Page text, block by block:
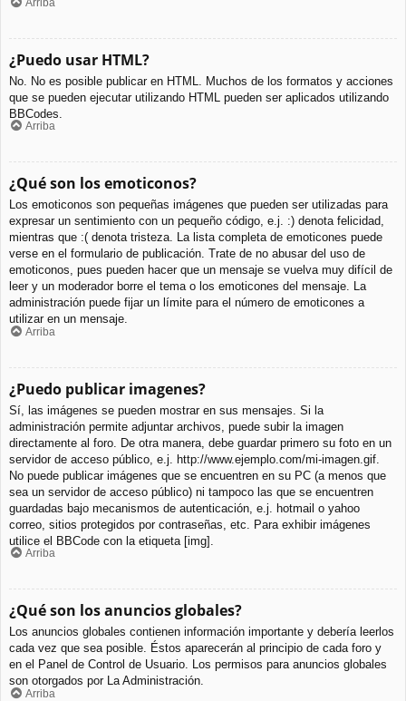
¿Puedo usar HTML?
No. No es posible publicar en HTML. Muchos de los formatos y acciones
que se pueden ejecutar utilizando HTML pueden ser aplicados utilizando
BBCodes.
Arriba
¿Qué son los emoticonos?
Los emoticonos son pequeñas imágenes que pueden ser utilizadas para
expresar un sentimiento con un pequeño código, e.j. :) denota felicidad,
mientras que :( denota tristeza. La lista completa de emoticones puede
verse en el formulario de publicación. Trate de no abusar del uso de
emoticonos, pues pueden hacer que un mensaje se vuelva muy difícil de
leer y un moderador borre el tema o los emoticones del mensaje. La
administración puede fijar un límite para el número de emoticones a
utilizar en un mensaje.
Arriba
¿Puedo publicar imagenes?
Sí, las imágenes se pueden mostrar en sus mensajes. Si la
administración permite adjuntar archivos, puede subir la imagen
directamente al foro. De otra manera, debe guardar primero su foto en un
servidor de acceso público, e.j. http://www.ejemplo.com/mi-imagen.gif.
No puede publicar imágenes que se encuentren en su PC (a menos que
sea un servidor de acceso público) ni tampoco las que se encuentren
guardadas bajo mecanismos de autenticación, e.j. hotmail o yahoo
correo, sitios protegidos por contraseñas, etc. Para exhibir imágenes
utilice el BBCode con la etiqueta [img].
Arriba
¿Qué son los anuncios globales?
Los anuncios globales contienen información importante y debería leerlos
cada vez que sea posible. Éstos aparecerán al principio de cada foro y
en el Panel de Control de Usuario. Los permisos para anuncios globales
son otorgados por La Administración.
Arriba